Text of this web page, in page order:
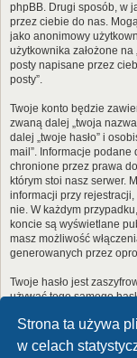
Strona ta używa
w celach
phpBB. Drugi sposób, w
przez ciebie do nas.
jako anonimowy
użytkownika założone na
posty napisane przez
posty”.
Twoje konto będzie
zwaną dalej „twoja
dalej „twoje hasło” i
mail”. Informacje podane
chronione przez prawa
którym stoi nasz serwer.
informacji przy
nie. W każdym
koncie są wyświetlane
masz możliwość
generowanych przez
Twoje hasło jest
używać tego samego
umożliwia dostęp do
w żadnym wypadku nie
pamiętam hasła”.
e-mail. Po podaniu tych